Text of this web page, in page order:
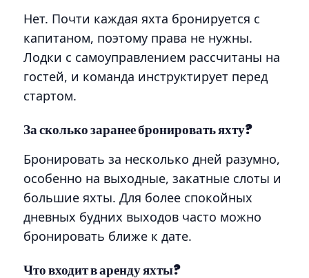
Нет. Почти каждая яхта бронируется с
капитаном, поэтому права не нужны.
Лодки с самоуправлением рассчитаны на
гостей, и команда инструктирует перед
стартом.
За сколько заранее бронировать яхту?
Бронировать за несколько дней разумно,
особенно на выходные, закатные слоты и
большие яхты. Для более спокойных
дневных будних выходов часто можно
бронировать ближе к дате.
Что входит в аренду яхты?